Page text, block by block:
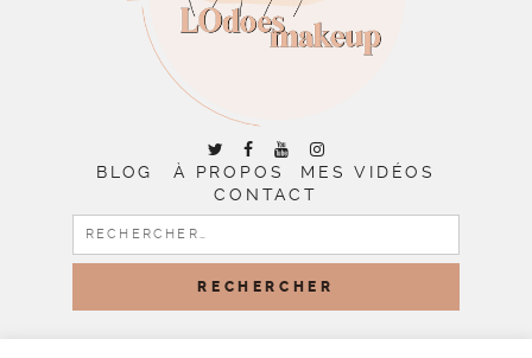
BLOG À PROPOS
MES VIDÉOS
CONTACT
RECHERCHER :